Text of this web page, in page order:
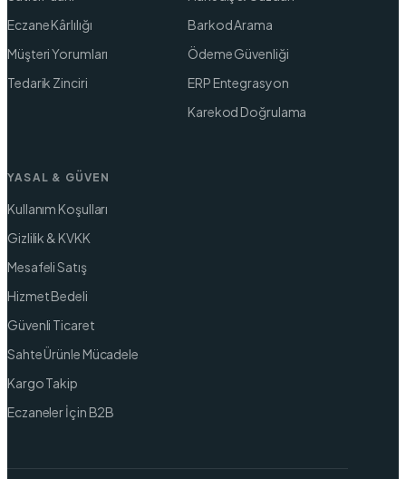
Eczane Kârlılığı
Müşteri Yorumları
Tedarik Zinciri
Barkod Arama
Ödeme Güvenliği
ERP Entegrasyon
Karekod Doğrulama
YASAL & GÜVEN
Kullanım Koşulları
Gizlilik & KVKK
Mesafeli Satış
Hizmet Bedeli
Güvenli Ticaret
Sahte Ürünle Mücadele
Kargo Takip
Eczaneler İçin B2B